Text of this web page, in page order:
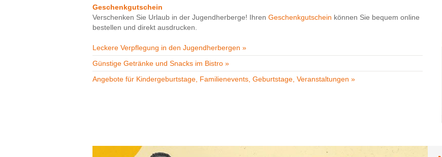
Geschenkgutschein
Verschenken Sie Urlaub in der Jugendherberge! Ihren Geschenkgutschein können Sie bequem online
bestellen und direkt ausdrucken.
Leckere Verpflegung in den Jugendherbergen »
Günstige Getränke und Snacks im Bistro »
Angebote für Kindergeburtstage, Familienevents, Geburtstage, Veranstaltungen »